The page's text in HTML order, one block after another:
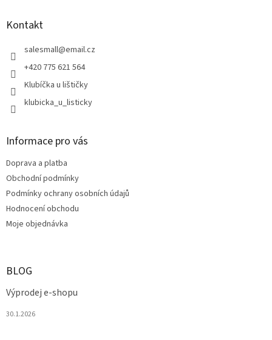
Kontakt
salesmall@email.cz
+420 775 621 564
Klubíčka u lištičky
klubicka_u_listicky
Informace pro vás
Doprava a platba
Obchodní podmínky
Podmínky ochrany osobních údajů
Hodnocení obchodu
Moje objednávka
BLOG
Výprodej e-shopu
30.1.2026